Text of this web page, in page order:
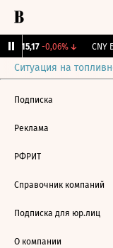
115,17 -0,06%↓ CNY
Ситуация на
Подписка
Реклама
РФРИТ
Справочник компаний
Подписка для юр.лиц
О компании